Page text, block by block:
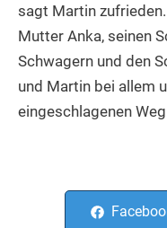
sagt Martin
Mutter Anka, seinen
Schwagern und den
und Martin bei allem
eingeschlagenen